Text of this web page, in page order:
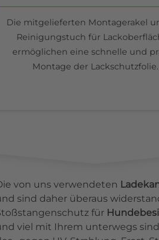
Die mitgelieferten Montagerakel
Reinigungstuch für
ermöglichen eine schnelle und
Montage der Lackschutzfolie.
von uns verwendeten
sind daher überaus
für
viel mit Ihrem unterwegs